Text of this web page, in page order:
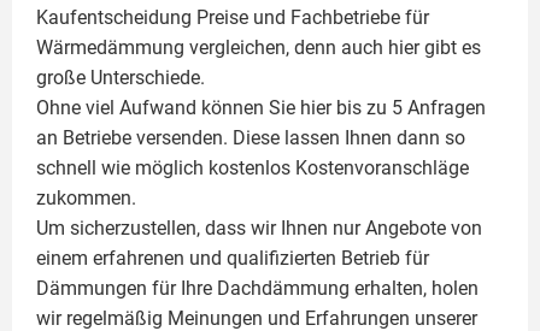
Kaufentscheidung Preise und Fachbetriebe für
Wärmedämmung vergleichen, denn auch hier gibt es
große Unterschiede.
Ohne viel Aufwand können Sie hier bis zu 5 Anfragen
an Betriebe versenden. Diese lassen Ihnen dann so
schnell wie möglich kostenlos Kostenvoranschläge
zukommen.
Um sicherzustellen, dass wir Ihnen nur Angebote von
einem erfahrenen und qualifizierten Betrieb für
Dämmungen für Ihre Dachdämmung erhalten, holen
wir regelmäßig Meinungen und Erfahrungen unserer